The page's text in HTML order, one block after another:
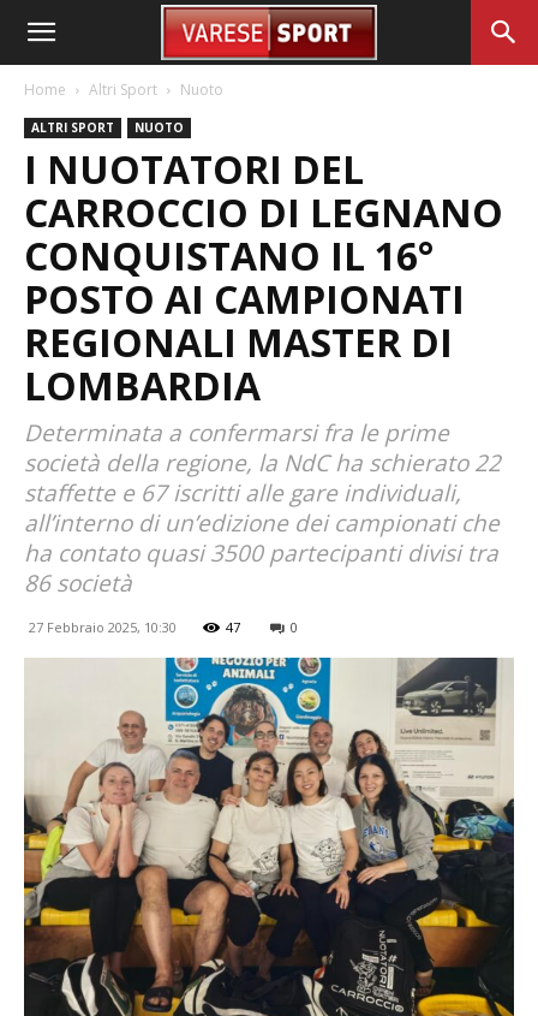
Home Altri Sport Nuoto
ALTRI SPORT NUOTO
I NUOTATORI DEL
CARROCCIO DI LEGNANO
CONQUISTANO IL 16°
POSTO AI CAMPIONATI
REGIONALI MASTER DI
LOMBARDIA
Determinata a confermarsi fra le prime
società della regione, la NdC ha schierato 22
staffette e 67 iscritti alle gare individuali,
all’interno di un’edizione dei campionati che
ha contato quasi 3500 partecipanti divisi tra
86 società
27 Febbraio 2025, 10:30 47 0